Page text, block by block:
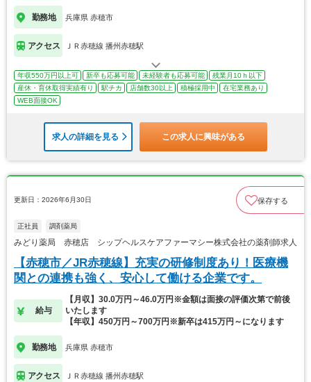
勤務地 兵庫県 赤穂市
アクセス ＪＲ赤穂線 播州赤穂駅
年収550万円以上可 新卒も応募可能 未経験者も応募可能
残業月10ｈ以下
産休・育休取得実績有り
駅チカ 店舗数30以上 積極採用中
在宅業務あり
WEB面接OK
求人の詳細を見る この求人に興味がある
更新日：2026年6月30日 保存する
正社員 調剤薬局
みどり薬局 赤穂店 シップヘルスケアファーマシー株式会社の薬剤師求人
【赤穂市／JR赤穂線】充実の研修制度あり！医療機
関との連携も強く、安心して働ける企業です。
給与
【月収】30.0万円～46.0万円※金額は面接の評価次第で前後
いたします
【年収】450万円～700万円※新卒は415万円～になります
勤務地 兵庫県 赤穂市
アクセス ＪＲ赤穂線 播州赤穂駅